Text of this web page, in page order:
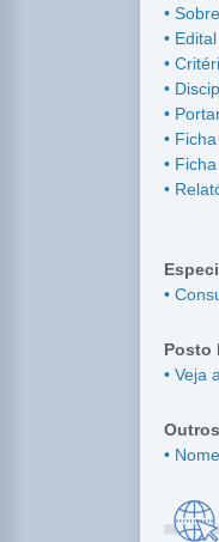
•
•
•
•
•
•
•
•
•
Posto
• Veja
Outros
•